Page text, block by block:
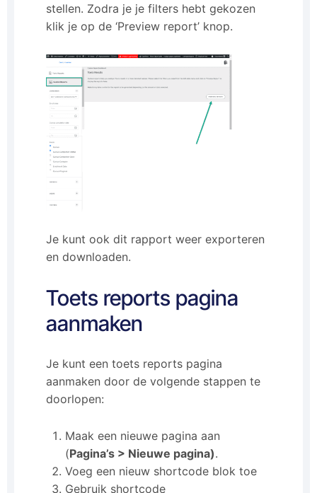
stellen. Zodra je je filters hebt gekozen
klik je op de ‘Preview report’ knop.
Je kunt ook dit rapport weer exporteren
en downloaden.
Toets reports pagina
aanmaken
Je kunt een toets reports pagina
aanmaken door de volgende stappen te
doorlopen:
Maak een nieuwe pagina aan
(Pagina’s > Nieuwe pagina).
Voeg een nieuw shortcode blok toe
Gebruik shortcode